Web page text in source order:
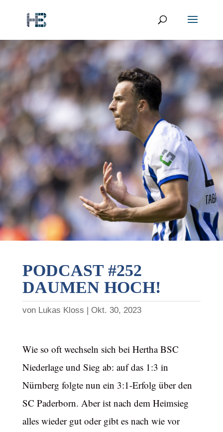
PODCAST #252
DAUMEN HOCH!
von Lukas Kloss Okt. 30, 2023
Wie so oft wechseln sich bei Hertha BSC
Niederlage und Sieg ab: auf das 1:3 in
Nürnberg folgte nun ein 3:1-Erfolg über den
SC Paderborn. Aber ist nach dem Heimsieg
alles wieder gut oder gibt es nach wie vor